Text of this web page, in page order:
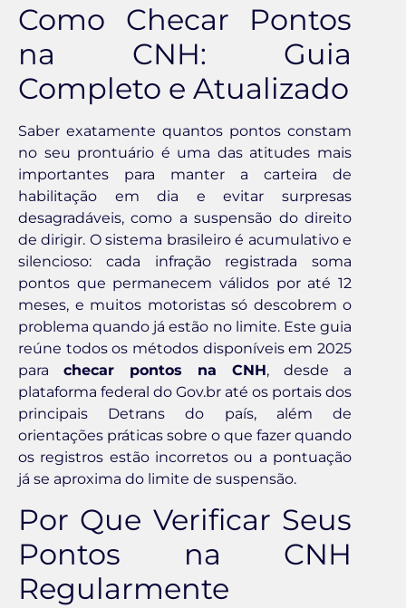
Como Checar Pontos
na CNH: Guia
Completo e Atualizado
Saber exatamente quantos pontos constam
no seu prontuário é uma das atitudes mais
importantes para manter a carteira de
habilitação em dia e evitar surpresas
desagradáveis, como a suspensão do direito
de dirigir. O sistema brasileiro é acumulativo e
silencioso: cada infração registrada soma
pontos que permanecem válidos por até 12
meses, e muitos motoristas só descobrem o
problema quando já estão no limite. Este guia
reúne todos os métodos disponíveis em 2025
para checar pontos na CNH, desde a
plataforma federal do Gov.br até os portais dos
principais Detrans do país, além de
orientações práticas sobre o que fazer quando
os registros estão incorretos ou a pontuação
já se aproxima do limite de suspensão.
Por Que Verificar Seus
Pontos na CNH
Regularmente